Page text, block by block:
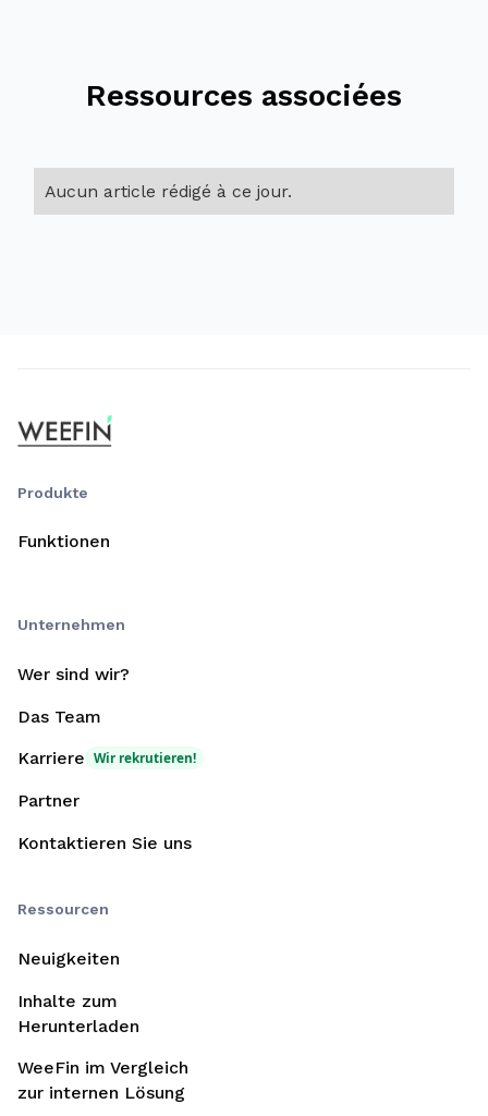
Ressources associées
Aucun article rédigé à ce jour.
Produkte
Funktionen
Unternehmen
Wer sind wir?
Das Team
Karriere Wir rekrutieren!
Partner
Kontaktieren Sie uns
Ressourcen
Neuigkeiten
Inhalte zum
Herunterladen
WeeFin im Vergleich
zur internen Lösung